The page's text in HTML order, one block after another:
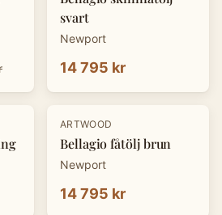
svart
Newport
14 795 kr
ARTWOOD
Bellagio fåtölj brun
Newport
14 795 kr